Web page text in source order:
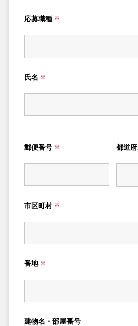
応募職種 ※
氏名 ※
郵便番号 ※ 都道
市区町村 ※
番地 ※
建物名・部屋番号